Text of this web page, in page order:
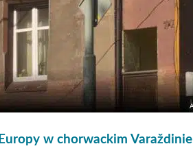
w chorwackim Varaždinie